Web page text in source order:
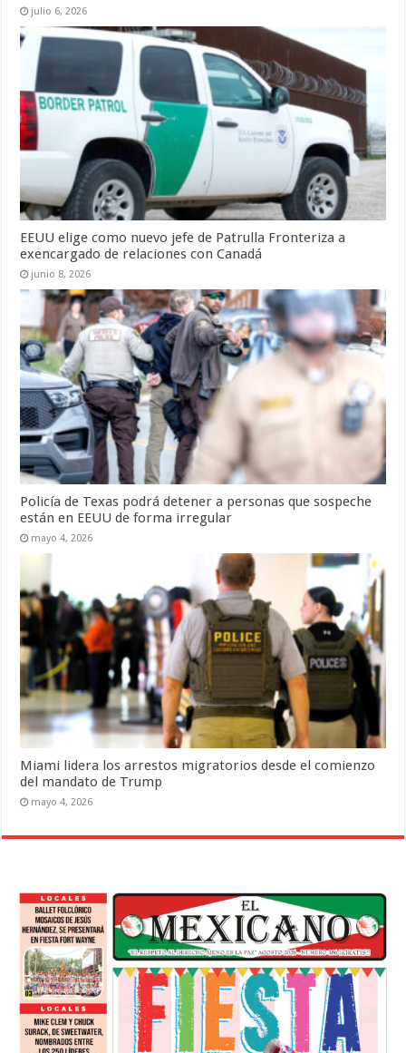
julio 6, 2026
EEUU elige como nuevo jefe de Patrulla Fronteriza a
exencargado de relaciones con Canadá
junio 8, 2026
Policía de Texas podrá detener a personas que sospeche
están en EEUU de forma irregular
mayo 4, 2026
Miami lidera los arrestos migratorios desde el comienzo
del mandato de Trump
mayo 4, 2026